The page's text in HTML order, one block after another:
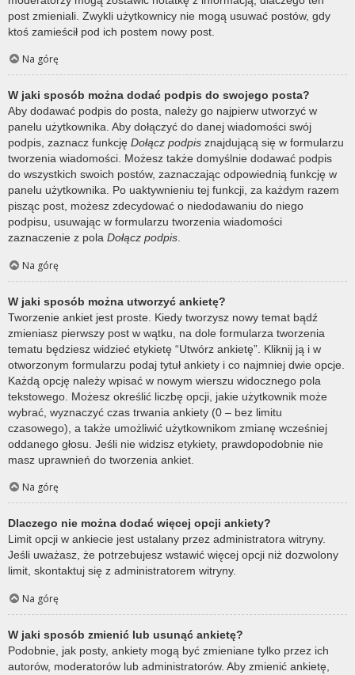
post zmieniali. Zwykli użytkownicy nie mogą usuwać postów, gdy
ktoś zamieścił pod ich postem nowy post.
Na górę
W jaki sposób można dodać podpis do swojego posta?
Aby dodawać podpis do posta, należy go najpierw utworzyć w
panelu użytkownika. Aby dołączyć do danej wiadomości swój
podpis, zaznacz funkcję Dołącz podpis znajdującą się w formularzu
tworzenia wiadomości. Możesz także domyślnie dodawać podpis
do wszystkich swoich postów, zaznaczając odpowiednią funkcję w
panelu użytkownika. Po uaktywnieniu tej funkcji, za każdym razem
pisząc post, możesz zdecydować o niedodawaniu do niego
podpisu, usuwając w formularzu tworzenia wiadomości
zaznaczenie z pola Dołącz podpis.
Na górę
W jaki sposób można utworzyć ankietę?
Tworzenie ankiet jest proste. Kiedy tworzysz nowy temat bądź
zmieniasz pierwszy post w wątku, na dole formularza tworzenia
tematu będziesz widzieć etykietę “Utwórz ankietę”. Kliknij ją i w
otworzonym formularzu podaj tytuł ankiety i co najmniej dwie opcje.
Każdą opcję należy wpisać w nowym wierszu widocznego pola
tekstowego. Możesz określić liczbę opcji, jakie użytkownik może
wybrać, wyznaczyć czas trwania ankiety (0 – bez limitu
czasowego), a także umożliwić użytkownikom zmianę wcześniej
oddanego głosu. Jeśli nie widzisz etykiety, prawdopodobnie nie
masz uprawnień do tworzenia ankiet.
Na górę
Dlaczego nie można dodać więcej opcji ankiety?
Limit opcji w ankiecie jest ustalany przez administratora witryny.
Jeśli uważasz, że potrzebujesz wstawić więcej opcji niż dozwolony
limit, skontaktuj się z administratorem witryny.
Na górę
W jaki sposób zmienić lub usunąć ankietę?
Podobnie, jak posty, ankiety mogą być zmieniane tylko przez ich
autorów, moderatorów lub administratorów. Aby zmienić ankietę,